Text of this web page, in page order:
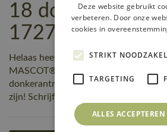
18
17279-311-18
Helaas heeft nog niemand een
MASCOT® Workwear Werkbroek |
donkerantraciet | 17279-311-18,
zijn! Schrijf een review!
Deze website gebruikt
verbeteren. Door onze
cookies in
STRIKT
TARGETING
ALLES ACCEPTEREN